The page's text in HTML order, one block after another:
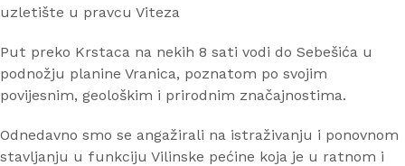
uzletište u pravcu Viteza
Put preko Krstaca na nekih 8 sati vodi do Sebešića u
podnožju planine Vranica, poznatom po svojim
povijesnim, geološkim i prirodnim značajnostima.
Odnedavno smo se angažirali na istraživanju i ponovnom
stavljanju u funkciju Vilinske pećine koja je u ratnom i